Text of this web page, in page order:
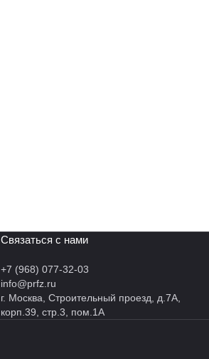
Связаться с нами
+7 (968) 077-32-03
info@prfz.ru
г. Москва, Строительный проезд, д.7А,
корп.39, стр.3, пом.1А